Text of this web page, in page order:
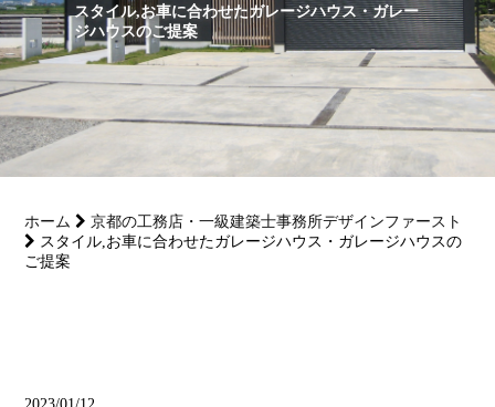
リフォーム
サービス
スタイル,お車に合わせたガレージハウス・ガレー
ジハウスのご提案
ホーム
京都の工務店・一級建築士事務所デザインファースト
スタイル,お車に合わせたガレージハウス・ガレージハウスの
ご提案